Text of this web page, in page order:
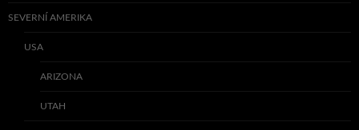
SEVERNÍ AMERIKA
USA
ARIZONA
UTAH